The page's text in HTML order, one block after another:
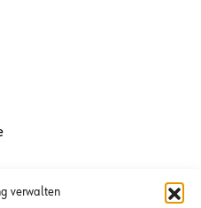
verwalten